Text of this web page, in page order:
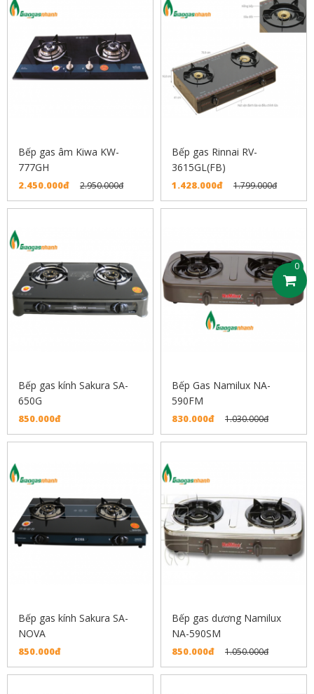
0
Bếp gas âm Kiwa KW-
777GH
2.450.000đ 2.950.000đ
Bếp gas Rinnai RV-
3615GL(FB)
1.428.000đ 1.799.000đ
Bếp gas kính Sakura SA-
650G
850.000đ
Bếp Gas Namilux NA-
590FM
830.000đ 1.030.000đ
Bếp gas kính Sakura SA-
NOVA
850.000đ
Bếp gas dương Namilux
NA-590SM
850.000đ 1.050.000đ